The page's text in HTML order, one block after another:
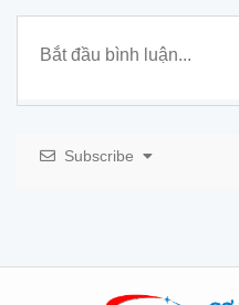
Subscribe